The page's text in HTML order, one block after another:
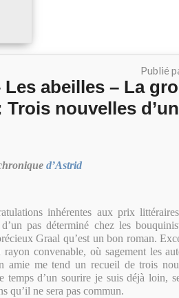
Publié
abeilles – La
Trois nouvelles
d’Astrid
inhérentes aux prix
pas déterminé chez les
Graal qu’est un bon roman.
rayon convenable, où sagement les
amie me tend un recueil de trois
temps d’un sourire je suis déjà loin,
qu’il ne sera pas commun.